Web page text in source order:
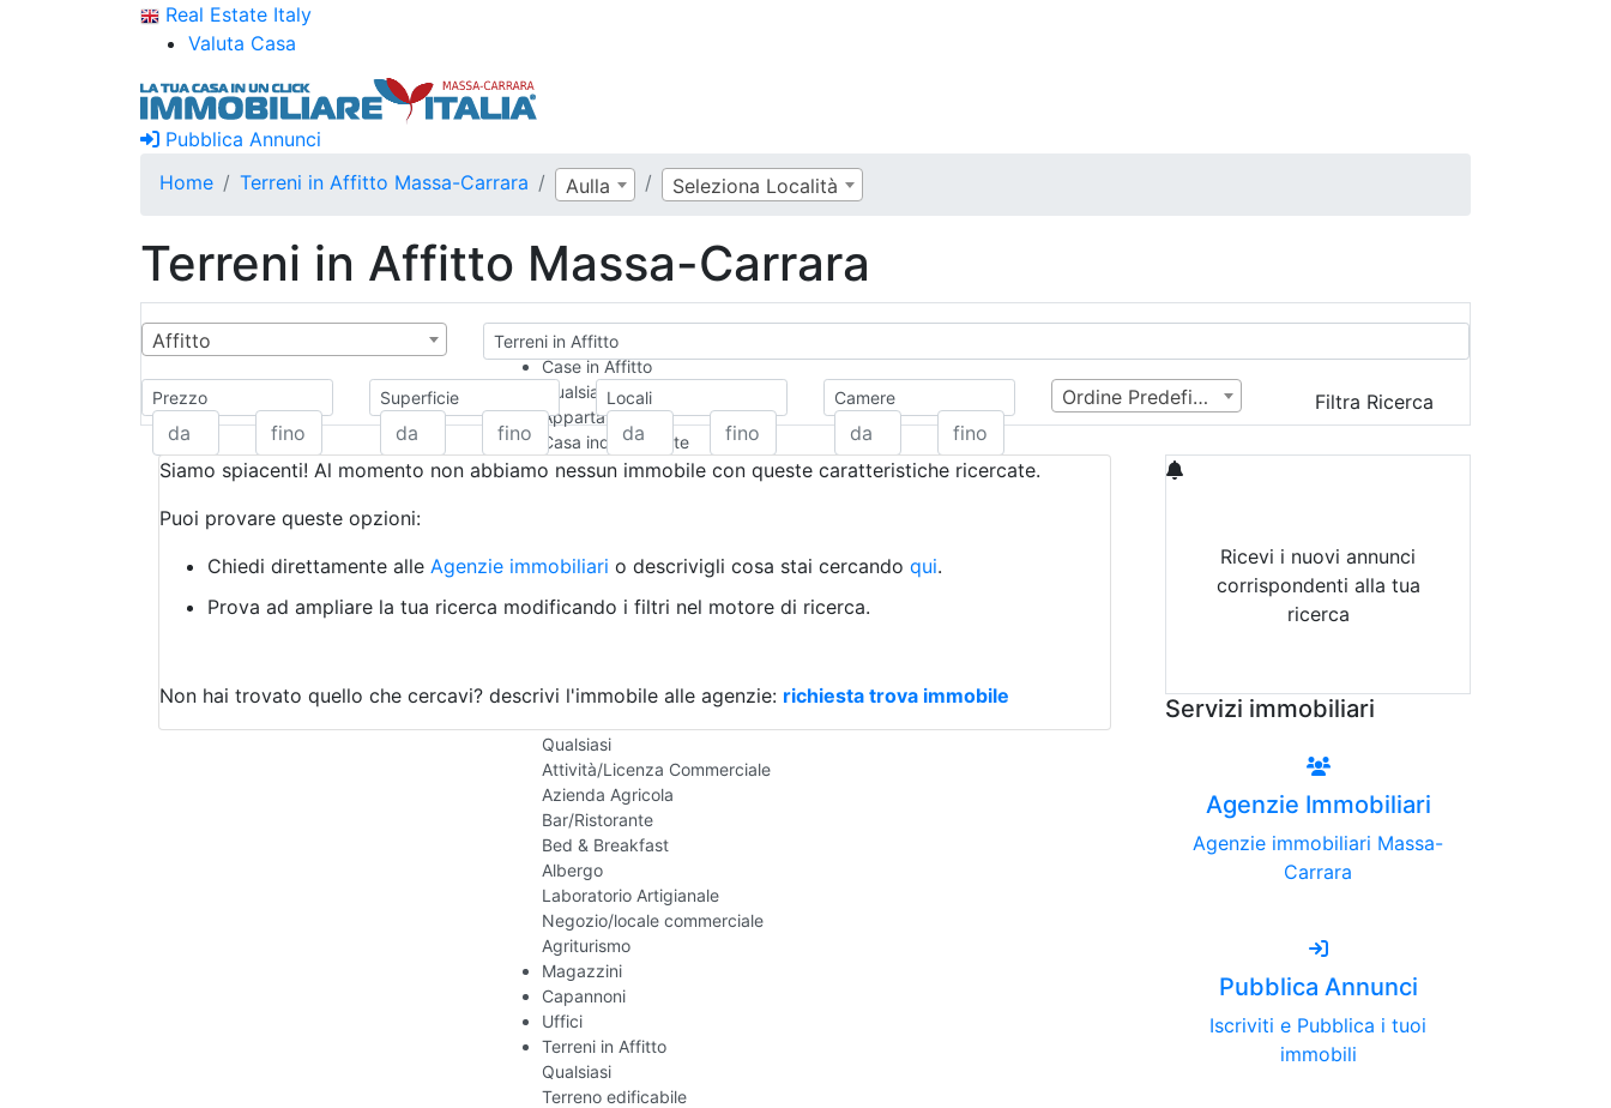
Real Estate Italy
Valuta Casa
Pubblica Annunci
Home
Terreni in Affitto Massa-Carrara Aulla Seleziona Località
Terreni in Affitto Massa-Carrara
Affitto
Terreni in Affitto
Case in Affitto
Qualsiasi
Appartamento
Casa indipendente
Casa Semi-indipendente
Rustico/Casale
Camera d'Albergo
Box/Garage
Qualsiasi
Attività/Licenza Commerciale
Azienda Agricola
Bar/Ristorante
Bed & Breakfast
Albergo
Laboratorio Artigianale
Negozio/locale commerciale
Agriturismo
Magazzini
Capannoni
Uffici
Terreni in Affitto
Qualsiasi
Terreno edificabile
Prezzo Superficie Locali Camere Ordine Predefinito Filtra Ricerca
Siamo spiacenti! Al momento non abbiamo nessun immobile con queste caratteristiche ricercate.
Puoi provare queste opzioni:
Chiedi direttamente alle Agenzie immobiliari o descrivigli cosa stai cercando qui.
Prova ad ampliare la tua ricerca modificando i filtri nel motore di ricerca.
Non hai trovato quello che cercavi? descrivi l'immobile alle agenzie: richiesta trova immobile
Ricevi i nuovi annunci
corrispondenti alla tua
ricerca
Servizi immobiliari
Agenzie Immobiliari
Agenzie immobiliari Massa-
Carrara
Pubblica Annunci
Iscriviti e Pubblica i tuoi
immobili